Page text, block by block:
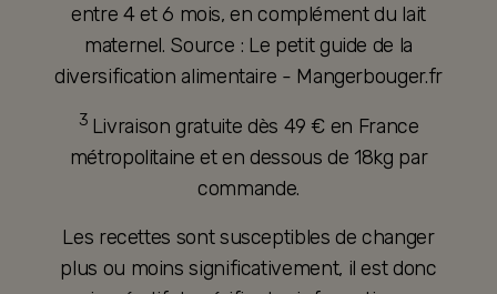
entre 4 et 6 mois, en complément du lait
maternel. Source : Le petit guide de la
diversification alimentaire - Mangerbouger.fr
3 Livraison gratuite dès 49 € en France
métropolitaine et en dessous de 18kg par
commande.
Les recettes sont susceptibles de changer
plus ou moins significativement, il est donc